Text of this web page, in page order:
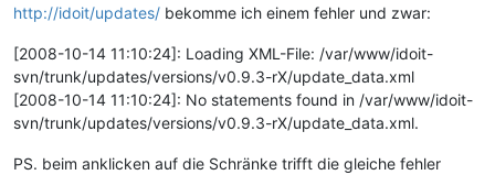
http://idoit/updates/ bekomme ich einem fehler und zwar:
[2008-10-14 11:10:24]: Loading XML-File: /var/www/idoit-
svn/trunk/updates/versions/v0.9.3-rX/update_data.xml
[2008-10-14 11:10:24]: No statements found in /var/www/idoit-
svn/trunk/updates/versions/v0.9.3-rX/update_data.xml.
PS. beim anklicken auf die Schränke trifft die gleiche fehler